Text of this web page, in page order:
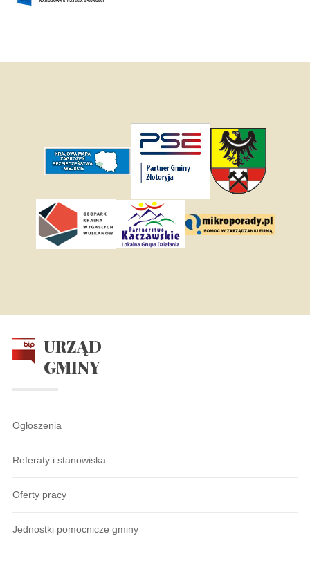
URZĄD
GMINY
Ogłoszenia
Referaty i stanowiska
Oferty pracy
Jednostki pomocnicze gminy